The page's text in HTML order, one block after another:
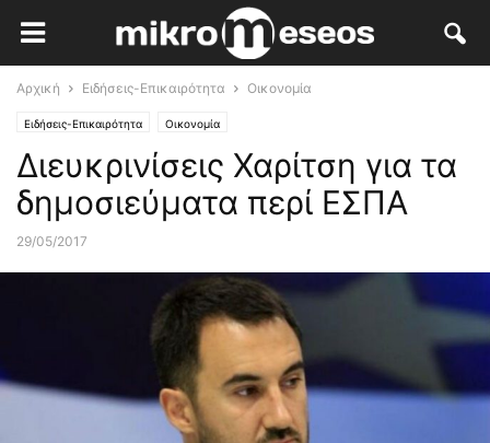
Αρχική Ειδήσεις-Επικαιρότητα Οικονομία
Ειδήσεις-Επικαιρότητα Οικονομία
Διευκρινίσεις Χαρίτση για τα
δημοσιεύματα περί ΕΣΠΑ
29/05/2017